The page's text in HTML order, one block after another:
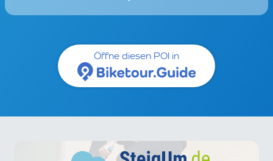
Öffne diesen POI in